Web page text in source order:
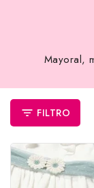
Mayoral,
FILTRO